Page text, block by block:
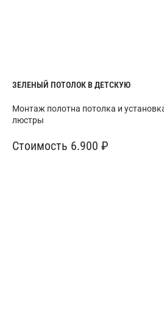
ЗЕЛЕНЫЙ ПОТОЛОК В ДЕТСКУЮ
Монтаж полотна потолка и
люстры
Стоимость 6.900 ₽